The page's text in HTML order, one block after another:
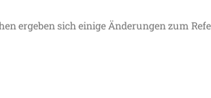
erge­ben sich eini­ge Ände­run­gen zum